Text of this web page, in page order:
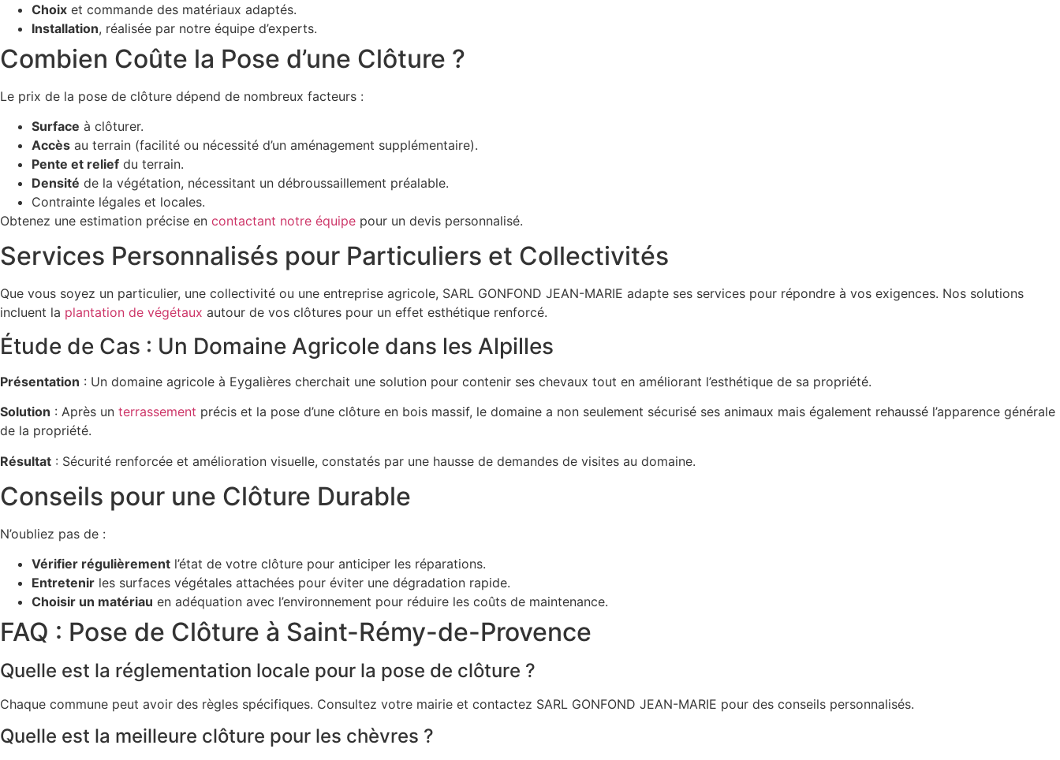
Choix et commande des matériaux adaptés.
Installation, réalisée par notre équipe d’experts.
Combien Coûte la Pose d’une Clôture ?
Le prix de la pose de clôture dépend de nombreux facteurs :
Surface à clôturer.
Accès au terrain (facilité ou nécessité d’un aménagement supplémentaire).
Pente et relief du terrain.
Densité de la végétation, nécessitant un débroussaillement préalable.
Contrainte légales et locales.
Obtenez une estimation précise en contactant notre équipe pour un devis personnalisé.
Services Personnalisés pour Particuliers et Collectivités
Que vous soyez un particulier, une collectivité ou une entreprise agricole, SARL GONFOND JEAN-MARIE adapte ses services pour répondre à vos exigences. Nos solutions
incluent la plantation de végétaux autour de vos clôtures pour un effet esthétique renforcé.
Étude de Cas : Un Domaine Agricole dans les Alpilles
Présentation : Un domaine agricole à Eygalières cherchait une solution pour contenir ses chevaux tout en améliorant l’esthétique de sa propriété.
Solution : Après un terrassement précis et la pose d’une clôture en bois massif, le domaine a non seulement sécurisé ses animaux mais également rehaussé l’apparence générale
de la propriété.
Résultat : Sécurité renforcée et amélioration visuelle, constatés par une hausse de demandes de visites au domaine.
Conseils pour une Clôture Durable
N’oubliez pas de :
Vérifier régulièrement l’état de votre clôture pour anticiper les réparations.
Entretenir les surfaces végétales attachées pour éviter une dégradation rapide.
Choisir un matériau en adéquation avec l’environnement pour réduire les coûts de maintenance.
FAQ : Pose de Clôture à Saint-Rémy-de-Provence
Quelle est la réglementation locale pour la pose de clôture ?
Chaque commune peut avoir des règles spécifiques. Consultez votre mairie et contactez SARL GONFOND JEAN-MARIE pour des conseils personnalisés.
Quelle est la meilleure clôture pour les chèvres ?